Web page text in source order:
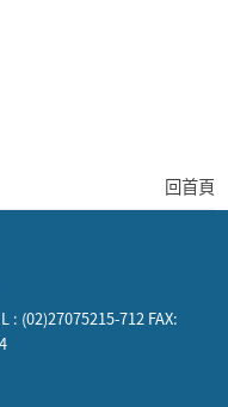
回首頁
: (02)27075215-712 FAX: